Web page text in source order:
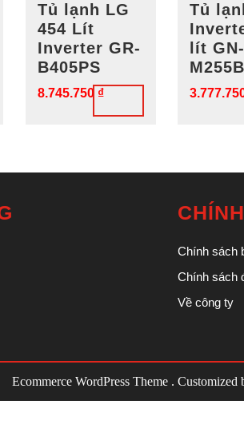
Tủ lạnh LG
454 Lít
Inverter GR-
B405PS
8.745.750 ₫
Tủ
lít GN-
3.777.750
Chính sách
Chính sách
Về công ty
Ecommerce WordPress Theme. Customized